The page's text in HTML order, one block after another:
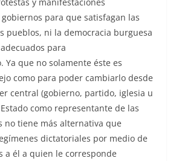
para que satisfagan las
pueblos, ni la democracia burguesa
para
Ya que no solamente éste es
como para poder cambiarlo desde
central (gobierno, partido, iglesia u
como representante de las
no tiene más alternativa que
dictatoriales por medio de
a él a quien le corresponde